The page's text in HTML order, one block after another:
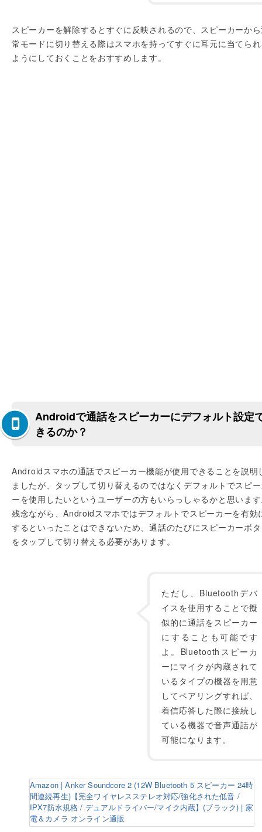
スピーカーを解除するとすぐに反映されるので、スピーカーか
常モードに切り替える際はスマホを持ってすぐに耳元に当てら
ようにしておくことをおすすめします。
Androidで通話をスピーカーにデフォルト設定
きるのか？
Androidスマホの通話でスピーカー機能が使用できることを説明
ましたが、タップして切り替えるのではなくデフォルトでスピ
ーを使用したいというユーザーの方もいらっしゃるかと思いま
残念ながら、Androidスマホではデフォルトでスピーカーを有効
するといったことはできないため、通話のたびにスピーカーボ
をタップして切り替える必要があります。
ただし、Bluetoothデバ
イスを使用することで擬
似的に通話をスピーカー
にすることも可能です
よ。Bluetoothスピーカ
ーにマイクが内蔵されて
いるタイプの機器を用意
してペアリングすれば、
着信応答した際に接続し
ている機器で音声通話が
可能になります。
Amazon | Anker Soundcore 2 (12W Bluetooth 5 スピーカー 24時
間連続再生)【完全ワイヤレスステレオ対応/強化された低音 /
IPX7防水規格 / デュアルドライバー/マイク内蔵】(ブラック) | 家
電＆カメラ オンライン通販